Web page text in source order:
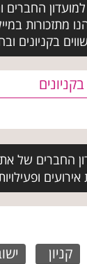
החברים
מתזכורות
שווים בקניונים
החברים של
אירועים
קניון